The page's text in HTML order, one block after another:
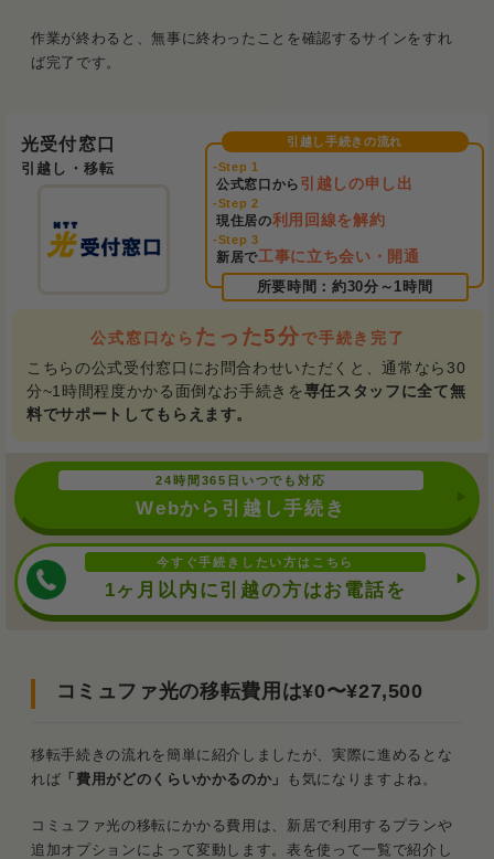
作業が終わると、無事に終わったことを確認するサインをすれ
ば完了です。
光受付窓口
引越し・移転
公式窓口から 引越しの申し出
現住居の利用回線を解約
新居で工事に立ち会い・開通
公式窓口なら たった5分で手続き完了
こちらの公式受付窓口にお問合わせいただくと、通常なら30
分~1時間程度かかる面倒なお手続きを専任スタッフに全て無
料でサポートしてもらえます。
24時間365日いつでも対応
Webから引越し手続き
今すぐ手続きしたい方はこちら
1ヶ月以内に引越の方はお電話を
コミュファ光の移転費用は¥0〜¥27,500
移転手続きの流れを簡単に紹介しましたが、実際に進めるとな
れば 「費用がどのくらいかかるのか」 も気になりますよね。
コミュファ光の移転にかかる費用は、新居で利用するプランや
追加オプションによって変動します。表を使って一覧で紹介し